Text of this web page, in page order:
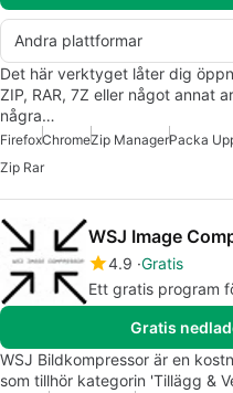
Andra plattformar
Det här verktyget låter dig
ZIP, RAR, 7Z eller något annat
några…
FirefoxChromeZip ManagerPacka
Zip Rar
WSJ Image
4.9 Gratis
Ett gratis program
Gratis
WSJ Bildkompressor är en
som tillhör kategorin 'Tillägg &